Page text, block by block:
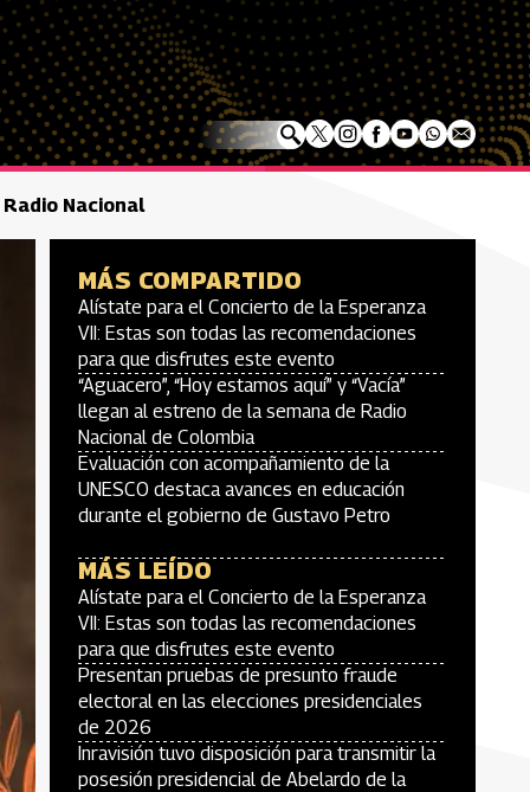
Nacional
MÁS COMPARTIDO
Alístate para el Concierto de la Esperanza
VII: Estas son todas las recomendaciones
para que disfrutes este evento
“Aguacero”, “Hoy estamos aquí” y “Vacía”
llegan al estreno de la semana de Radio
Nacional de Colombia
Evaluación con acompañamiento de la
UNESCO destaca avances en educación
durante el gobierno de Gustavo Petro
MÁS LEÍDO
Alístate para el Concierto de la Esperanza
VII: Estas son todas las recomendaciones
para que disfrutes este evento
Presentan pruebas de presunto fraude
electoral en las elecciones presidenciales
de 2026
Inravisión tuvo disposición para transmitir la
posesión presidencial de Abelardo de la